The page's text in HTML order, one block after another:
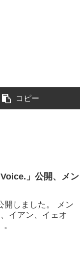
コピー
」公開、メン
開しました。 メン
イアン、イェオ